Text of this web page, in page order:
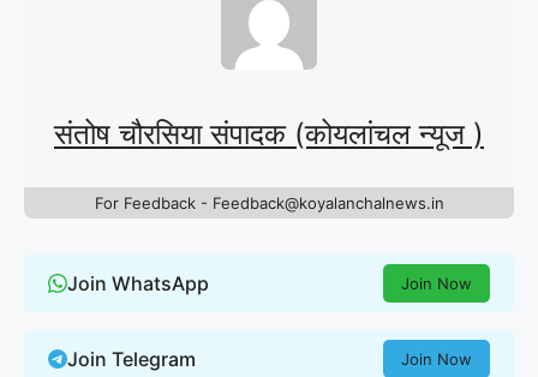
संतोष चौरसिया संपादक (कोयलांचल न्यूज )
For Feedback - Feedback@koyalanchalnews.in
Join WhatsApp Join Now
Join Telegram Join Now